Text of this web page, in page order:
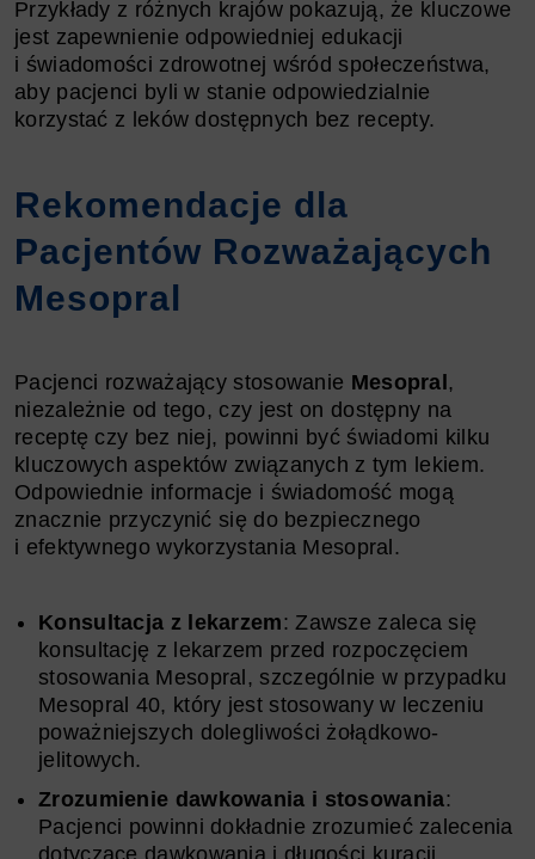
Przykłady z różnych krajów pokazują, że kluczowe
jest zapewnienie odpowiedniej edukacji
i świadomości zdrowotnej wśród społeczeństwa,
aby pacjenci byli w stanie odpowiedzialnie
korzystać z leków dostępnych bez recepty.
Rekomendacje dla
Pacjentów Rozważających
Mesopral
Pacjenci rozważający stosowanie Mesopral,
niezależnie od tego, czy jest on dostępny na
receptę czy bez niej, powinni być świadomi kilku
kluczowych aspektów związanych z tym lekiem.
Odpowiednie informacje i świadomość mogą
znacznie przyczynić się do bezpiecznego
i efektywnego wykorzystania Mesopral.
Konsultacja z lekarzem: Zawsze zaleca się
konsultację z lekarzem przed rozpoczęciem
stosowania Mesopral, szczególnie w przypadku
Mesopral 40, który jest stosowany w leczeniu
poważniejszych dolegliwości żołądkowo-
jelitowych.
Zrozumienie dawkowania i stosowania:
Pacjenci powinni dokładnie zrozumieć zalecenia
dotyczące dawkowania i długości kuracji.